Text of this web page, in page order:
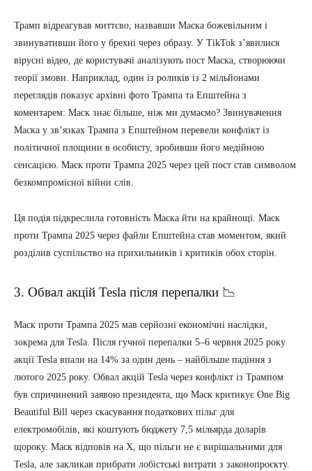
Трамп відреагував миттєво, назвавши Маска божевільним і
звинувативши його у брехні через образу. У TikTok з’явилися
вірусні відео, де користувачі аналізують пост Маска, створюючи
теорії змови. Наприклад, один із роликів із 2 мільйонами
переглядів показує архівні фото Трампа та Епштейна з
коментарем: Маск знає більше, ніж ми думаємо? Звинувачення
Маска у зв’язках Трампа з Епштейном перевели конфлікт із
політичної площини в особисту, зробивши його медійною
сенсацією. Маск проти Трампа 2025 через цей пост став символом
безкомпромісної війни слів.
Ця подія підкреслила готовність Маска йти на крайнощі. Маск
проти Трампа 2025 через файли Епштейна став моментом, який
розділив суспільство на прихильників і критиків обох сторін.
3. Обвал акцій Tesla після перепалки 📉
Маск проти Трампа 2025 мав серйозні економічні наслідки,
зокрема для Tesla. Після гучної перепалки 5–6 червня 2025 року
акції Tesla впали на 14% за один день – найбільше падіння з
лютого 2025 року. Обвал акцій Tesla через конфлікт із Трампом
був спричинений заявою президента, що Маск критикує One Big
Beautiful Bill через скасування податкових пільг для
електромобілів, які коштують бюджету 7,5 мільярда доларів
щороку. Маск відповів на X, що пільги не є вирішальними для
Tesla, але закликав прибрати лобістські витрати з законопроєкту.